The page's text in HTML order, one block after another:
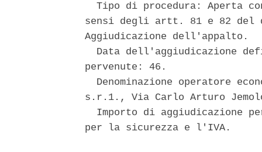
Tipo di procedura: Aperta
sensi degli artt. 81 e 82 del
Aggiudicazione dell'appalto.
Data dell'aggiudicazione
pervenute: 46.
Denominazione operatore
s.r.1., Via Carlo Arturo
Importo di aggiudicazione
per la sicurezza e l'IVA.